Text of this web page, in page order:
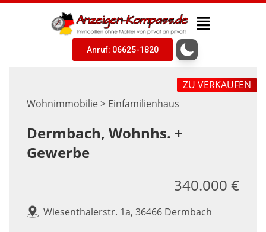
Anruf: 06625-1820
Wohnimmobilie > Einfamilienhaus
ZU VERKAUFEN
Dermbach, Wohnhs. +
Gewerbe
Wiesenthalerstr. 1a, 36466 Dermbach
340.000 €